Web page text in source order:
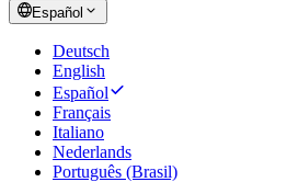
Español
Deutsch
English
Español
Français
Italiano
Nederlands
Português (Brasil)